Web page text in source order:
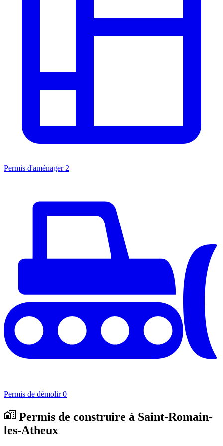
Permis d'aménager 2
Permis de démolir 0
Permis de construire à Saint-Romain-
les-Atheux